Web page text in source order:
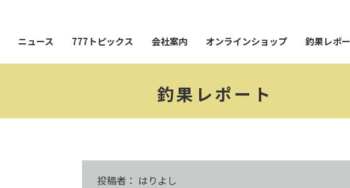
ニュース 777トピックス 会社案内 オンラインショップ 釣果レポ
釣果レポート
投稿者： はりよし